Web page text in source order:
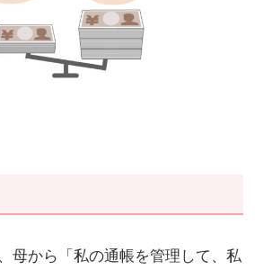
母から「私の通帳を管理して、私